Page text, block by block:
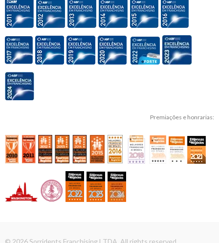
Premiações e honrarias:
© 2026 Sorridents Franchising LTDA. All rights reserved.